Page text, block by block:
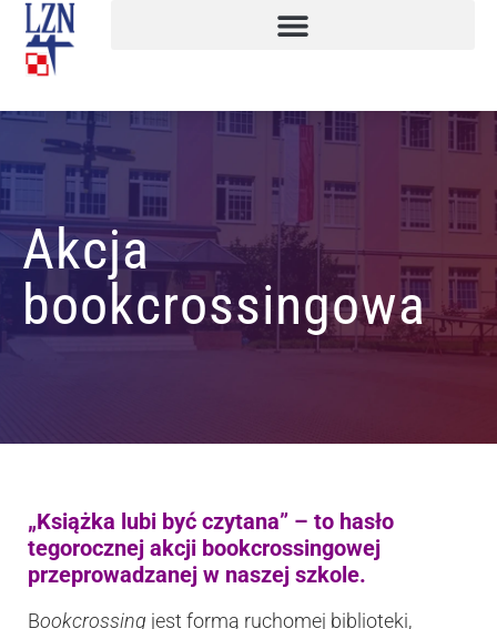
Akcja
bookcrossingowa
„Książka lubi być czytana” – to hasło
tegorocznej akcji bookcrossingowej
przeprowadzanej w naszej szkole.
Bookcrossing jest formą ruchomej biblioteki,